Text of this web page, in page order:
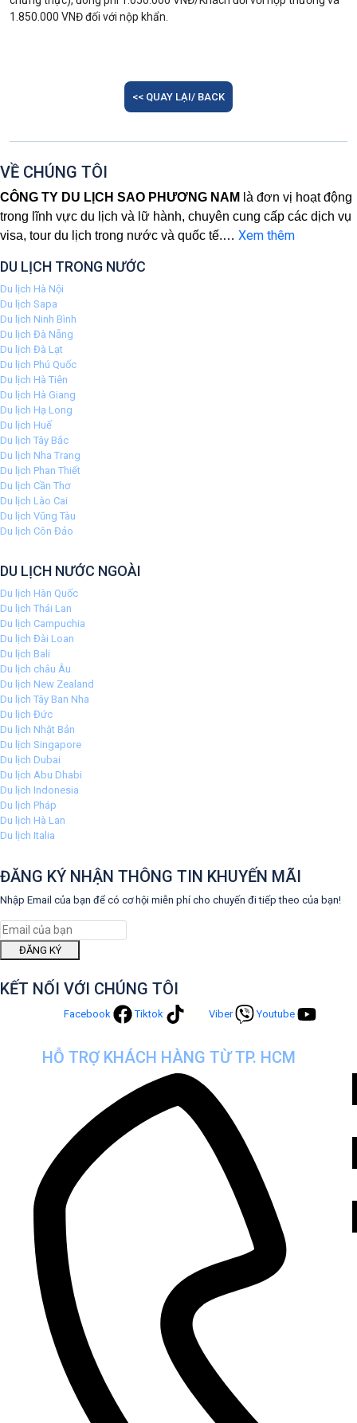
được mệnh danh là “trái tim của thủ đô Seoul”
và nổi tiếng với khóa tình yêu. Trên con
ngắm toàn cảnh thành phố seoul từ trên cao,
khám phá khóa tình yêu (Không bao gồm chi
Hàn Quốc.
Đoàn đến khách sạn, nhận phòng và nghỉ ngơi.
Đoàn nghỉ đêm tại thủ đô Seoul.
Cheonggyecheonchảy xuyên qua lòng thành
1.850.000 VNĐ đối với nộp khẩn.
<< QUAY LẠI/ BACK
VỀ CHÚNG TÔI
CÔNG TY DU LỊCH SAO PHƯƠNG NAM là đơn vị hoạt động
trong lĩnh vực du lịch và lữ hành, chuyên cung cấp các dịch vụ
visa, tour du lịch trong nước và quốc tế.… Xem thêm
DU LỊCH TRONG NƯỚC
Du lịch Hà Nội
Du lịch Sapa
Du lịch Ninh Bình
Du lịch Đà Nẵng
Du lịch Đà Lạt
Du lịch Phú Quốc
Du lịch Hà Tiên
Du lịch Hà Giang
Du lịch Hạ Long
Du lịch Huế
Du lịch Tây Bắc
Du lịch Nha Trang
Du lịch Phan Thiết
Du lịch Cần Thơ
Du lịch Lào Cai
Du lịch Vũng Tàu
Du lịch Côn Đảo
DU LỊCH NƯỚC NGOÀI
Du lịch Hàn Quốc
Du lịch Thái Lan
Du lịch Campuchia
Du lịch Đài Loan
Du lịch Bali
Du lịch châu Âu
Du lịch New Zealand
Du lịch Tây Ban Nha
Du lịch Đức
Du lịch Nhật Bản
Du lịch Singapore
Du lịch Dubai
Du lịch Abu Dhabi
Du lịch Indonesia
Du lịch Pháp
Du lịch Hà Lan
Du lịch Italia
ĐĂNG KÝ NHẬN THÔNG TIN KHUYẾN MÃI
Nhập Email của bạn để có cơ hội miễn phí cho chuyến đi tiếp theo của bạn!
ĐĂNG KÝ
KẾT NỐI VỚI CHÚNG TÔI
Facebook Tiktok Viber Youtube
HỖ TRỢ KHÁCH HÀNG TỪ TP. HCM